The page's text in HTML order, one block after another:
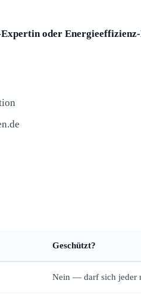
oder
Geschützt?
Nein — darf sich jeder